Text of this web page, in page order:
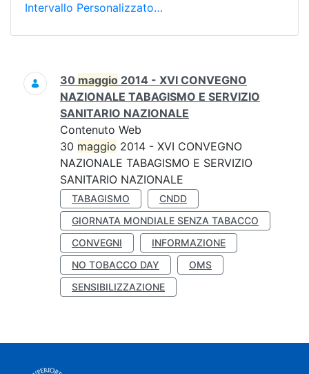
Intervallo Personalizzato…
Ricerca
30 maggio 2014 - XVI CONVEGNO
NAZIONALE TABAGISMO E SERVIZIO
SANITARIO NAZIONALE
Contenuto Web
30 maggio 2014 - XVI CONVEGNO
NAZIONALE TABAGISMO E SERVIZIO
SANITARIO NAZIONALE
TABAGISMO
CNDD
GIORNATA MONDIALE SENZA TABACCO
CONVEGNI
INFORMAZIONE
NO TOBACCO DAY
OMS
SENSIBILIZZAZIONE